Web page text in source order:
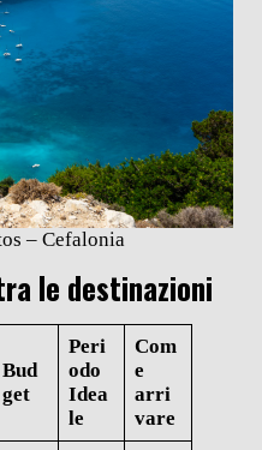
– Cefalonia
le destinazioni
Bud
get
Peri
odo
Idea
le
Com
e
arri
vare